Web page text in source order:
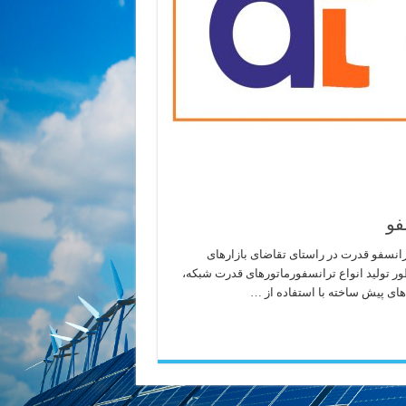
قدرت در راستای تقاضای بازارهای
تولید انواع ترانسفورماتورهای قدرت شبکه،
های پیش ساخته با استفاده از …